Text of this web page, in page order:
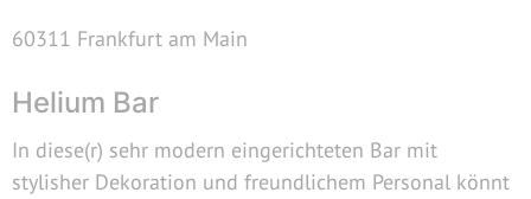
60311 Frankfurt am Main
Helium Bar
In diese(r) sehr modern eingerichteten Bar mit
stylisher Dekoration und freundlichem Personal könnt